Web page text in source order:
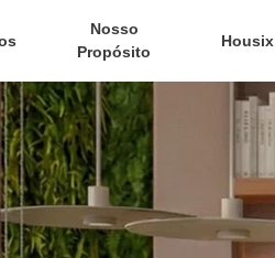
Nosso
Propósito
Housix